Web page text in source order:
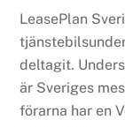
LeasePlan
deltagit.
är Sveriges
förarna har en